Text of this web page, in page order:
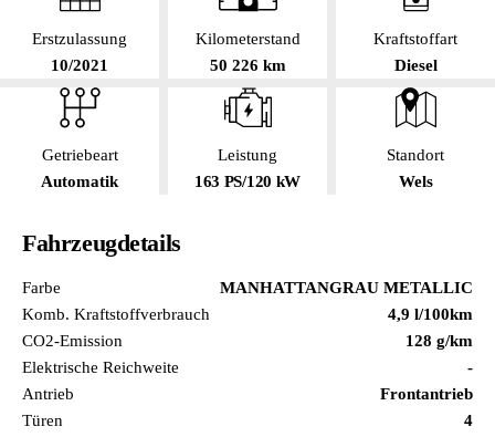
Erstzulassung
10/2021
Kilometerstand
50 226 km
Kraftstoffart
Diesel
Getriebeart
Automatik
Leistung
163 PS/120 kW
Standort
Wels
Fahrzeugdetails
Farbe
MANHATTANGRAU METALLIC
Komb. Kraftstoffverbrauch
4,9 l/100km
CO2-Emission
128 g/km
Elektrische Reichweite
-
Antrieb
Frontantrieb
Türen
4